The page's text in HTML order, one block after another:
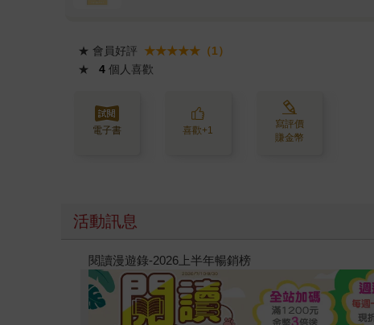
★ 會員好評
★★★★★（1）
★
4 個人喜歡
電子書 喜歡+1
寫評價
賺金幣
活動訊息
原本只是跟全校第一美少女商量彼此摯友的戀愛煩惱
的存在（１）